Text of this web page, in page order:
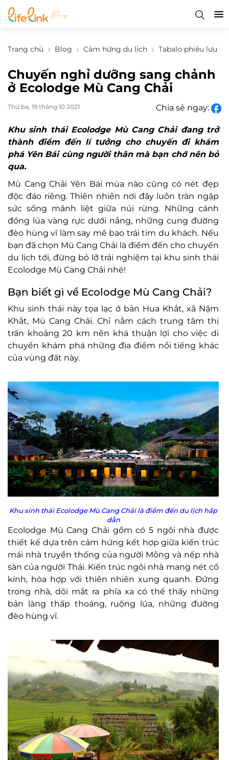
Trang chủ Blog Cảm hứng du lịch Tabalo phiêu lưu
Chuyến nghỉ dưỡng sang chảnh
ở Ecolodge Mù Cang Chải
Thứ ba, 19 tháng 10 2021 Chia sẻ ngay:
Khu sinh thái Ecolodge Mù Cang Chải đang trở
thành điểm đến lí tưởng cho chuyến đi khám
phá Yên Bái cùng người thân mà bạn chớ nên bỏ
qua.
Mù Cang Chải Yên Bái mùa nào cũng có nét đẹp
độc đáo riêng. Thiên nhiên nơi đây luôn tràn ngập
sức sống mãnh liệt giữa núi rừng. Những cánh
đồng lúa vàng rực dưới nắng, những cung đường
đèo hùng vĩ làm say mê bao trái tim du khách. Nếu
bạn đã chọn Mù Cang Chải là điểm đến cho chuyến
du lịch tới, đừng bỏ lỡ trải nghiệm tại khu sinh thái
Ecolodge Mù Cang Chải nhé!
Bạn biết gì về Ecolodge Mù Cang Chải?
Khu sinh thái này tọa lạc ở bản Hua Khắt, xã Nậm
Khắt, Mù Cang Chải. Chỉ nằm cách trung tâm thị
trấn khoảng 20 km nên khá thuận lợi cho việc di
chuyển khám phá những địa điểm nổi tiếng khác
của vùng đất này.
Khu sinh thái Ecolodge Mù Cang Chải là điểm đến du lịch hấp
dẫn
Ecolodge Mù Cang Chải gồm có 5 ngôi nhà được
thiết kế dựa trên cảm hứng kết hợp giữa kiến trúc
mái nhà truyền thống của người Mông và nếp nhà
sàn của người Thái. Kiến trúc ngôi nhà mang nét cổ
kính, hòa hợp với thiên nhiên xung quanh. Đứng
trong nhà, dõi mắt ra phía xa có thể thấy những
bản làng thấp thoáng, ruộng lúa, những đường
đèo hùng vĩ.